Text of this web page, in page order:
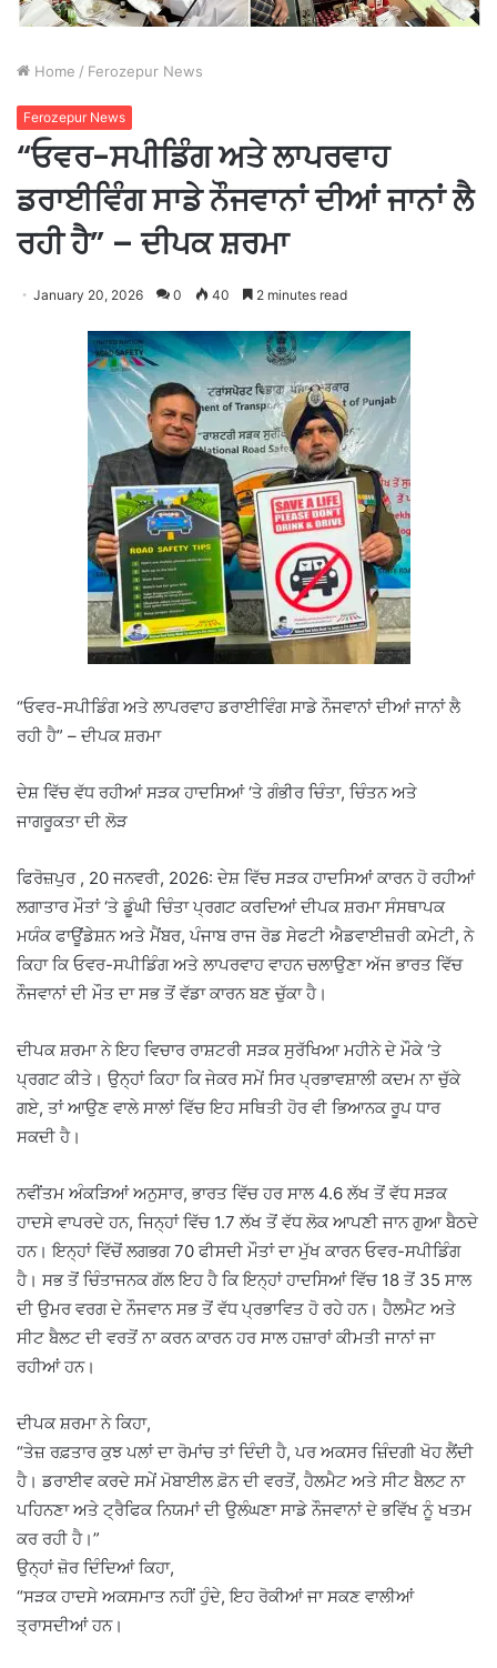
Home / Ferozepur News
Ferozepur News
“ਓਵਰ-ਸਪੀਡਿੰਗ ਅਤੇ ਲਾਪਰਵਾਹ
ਡਰਾਈਵਿੰਗ ਸਾਡੇ ਨੌਜਵਾਨਾਂ ਦੀਆਂ ਜਾਨਾਂ ਲੈ
ਰਹੀ ਹੈ” – ਦੀਪਕ ਸ਼ਰਮਾ
January 20, 2026 0 40 2 minutes read
“ਓਵਰ-ਸਪੀਡਿੰਗ ਅਤੇ ਲਾਪਰਵਾਹ ਡਰਾਈਵਿੰਗ ਸਾਡੇ ਨੌਜਵਾਨਾਂ ਦੀਆਂ ਜਾਨਾਂ ਲੈ
ਰਹੀ ਹੈ” – ਦੀਪਕ ਸ਼ਰਮਾ
ਦੇਸ਼ ਵਿੱਚ ਵੱਧ ਰਹੀਆਂ ਸੜਕ ਹਾਦਸਿਆਂ ‘ਤੇ ਗੰਭੀਰ ਚਿੰਤਾ, ਚਿੰਤਨ ਅਤੇ
ਜਾਗਰੂਕਤਾ ਦੀ ਲੋੜ
ਫਿਰੋਜ਼ਪੁਰ , 20 ਜਨਵਰੀ, 2026: ਦੇਸ਼ ਵਿੱਚ ਸੜਕ ਹਾਦਸਿਆਂ ਕਾਰਨ ਹੋ ਰਹੀਆਂ
ਲਗਾਤਾਰ ਮੌਤਾਂ ‘ਤੇ ਡੂੰਘੀ ਚਿੰਤਾ ਪ੍ਰਗਟ ਕਰਦਿਆਂ ਦੀਪਕ ਸ਼ਰਮਾ ਸੰਸਥਾਪਕ
ਮਯੰਕ ਫਾਊਂਡੇਸ਼ਨ ਅਤੇ ਮੈਂਬਰ, ਪੰਜਾਬ ਰਾਜ ਰੋਡ ਸੇਫਟੀ ਐਡਵਾਈਜ਼ਰੀ ਕਮੇਟੀ, ਨੇ
ਕਿਹਾ ਕਿ ਓਵਰ-ਸਪੀਡਿੰਗ ਅਤੇ ਲਾਪਰਵਾਹ ਵਾਹਨ ਚਲਾਉਣਾ ਅੱਜ ਭਾਰਤ ਵਿੱਚ
ਨੌਜਵਾਨਾਂ ਦੀ ਮੌਤ ਦਾ ਸਭ ਤੋਂ ਵੱਡਾ ਕਾਰਨ ਬਣ ਚੁੱਕਾ ਹੈ।
ਦੀਪਕ ਸ਼ਰਮਾ ਨੇ ਇਹ ਵਿਚਾਰ ਰਾਸ਼ਟਰੀ ਸੜਕ ਸੁਰੱਖਿਆ ਮਹੀਨੇ ਦੇ ਮੌਕੇ ‘ਤੇ
ਪ੍ਰਗਟ ਕੀਤੇ। ਉਨ੍ਹਾਂ ਕਿਹਾ ਕਿ ਜੇਕਰ ਸਮੇਂ ਸਿਰ ਪ੍ਰਭਾਵਸ਼ਾਲੀ ਕਦਮ ਨਾ ਚੁੱਕੇ
ਗਏ, ਤਾਂ ਆਉਣ ਵਾਲੇ ਸਾਲਾਂ ਵਿੱਚ ਇਹ ਸਥਿਤੀ ਹੋਰ ਵੀ ਭਿਆਨਕ ਰੂਪ ਧਾਰ
ਸਕਦੀ ਹੈ।
ਨਵੀਂਤਮ ਅੰਕੜਿਆਂ ਅਨੁਸਾਰ, ਭਾਰਤ ਵਿੱਚ ਹਰ ਸਾਲ 4.6 ਲੱਖ ਤੋਂ ਵੱਧ ਸੜਕ
ਹਾਦਸੇ ਵਾਪਰਦੇ ਹਨ, ਜਿਨ੍ਹਾਂ ਵਿੱਚ 1.7 ਲੱਖ ਤੋਂ ਵੱਧ ਲੋਕ ਆਪਣੀ ਜਾਨ ਗੁਆ ਬੈਠਦੇ
ਹਨ। ਇਨ੍ਹਾਂ ਵਿੱਚੋਂ ਲਗਭਗ 70 ਫੀਸਦੀ ਮੌਤਾਂ ਦਾ ਮੁੱਖ ਕਾਰਨ ਓਵਰ-ਸਪੀਡਿੰਗ
ਹੈ। ਸਭ ਤੋਂ ਚਿੰਤਾਜਨਕ ਗੱਲ ਇਹ ਹੈ ਕਿ ਇਨ੍ਹਾਂ ਹਾਦਸਿਆਂ ਵਿੱਚ 18 ਤੋਂ 35 ਸਾਲ
ਦੀ ਉਮਰ ਵਰਗ ਦੇ ਨੌਜਵਾਨ ਸਭ ਤੋਂ ਵੱਧ ਪ੍ਰਭਾਵਿਤ ਹੋ ਰਹੇ ਹਨ। ਹੈਲਮੈਟ ਅਤੇ
ਸੀਟ ਬੈਲਟ ਦੀ ਵਰਤੋਂ ਨਾ ਕਰਨ ਕਾਰਨ ਹਰ ਸਾਲ ਹਜ਼ਾਰਾਂ ਕੀਮਤੀ ਜਾਨਾਂ ਜਾ
ਰਹੀਆਂ ਹਨ।
ਦੀਪਕ ਸ਼ਰਮਾ ਨੇ ਕਿਹਾ,
“ਤੇਜ਼ ਰਫ਼ਤਾਰ ਕੁਝ ਪਲਾਂ ਦਾ ਰੋਮਾਂਚ ਤਾਂ ਦਿੰਦੀ ਹੈ, ਪਰ ਅਕਸਰ ਜ਼ਿੰਦਗੀ ਖੋਹ ਲੈਂਦੀ
ਹੈ। ਡਰਾਈਵ ਕਰਦੇ ਸਮੇਂ ਮੋਬਾਈਲ ਫ਼ੋਨ ਦੀ ਵਰਤੋਂ, ਹੈਲਮੈਟ ਅਤੇ ਸੀਟ ਬੈਲਟ ਨਾ
ਪਹਿਨਣਾ ਅਤੇ ਟ੍ਰੈਫਿਕ ਨਿਯਮਾਂ ਦੀ ਉਲੰਘਣਾ ਸਾਡੇ ਨੌਜਵਾਨਾਂ ਦੇ ਭਵਿੱਖ ਨੂੰ ਖਤਮ
ਕਰ ਰਹੀ ਹੈ।”
ਉਨ੍ਹਾਂ ਜ਼ੋਰ ਦਿੰਦਿਆਂ ਕਿਹਾ,
“ਸੜਕ ਹਾਦਸੇ ਅਕਸਮਾਤ ਨਹੀਂ ਹੁੰਦੇ, ਇਹ ਰੋਕੀਆਂ ਜਾ ਸਕਣ ਵਾਲੀਆਂ
ਤ੍ਰਾਸਦੀਆਂ ਹਨ।